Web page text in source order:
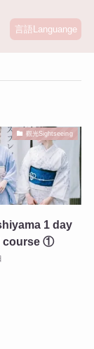
言語Languange
觀光Sightseeing
1 day
course ①